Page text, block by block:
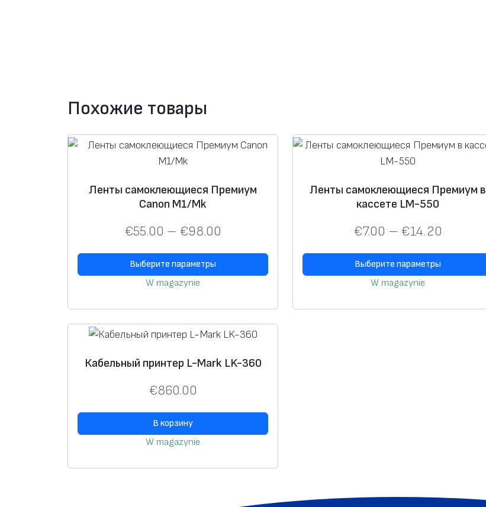
с
е
е
L
K
6
0
Похожие товары
Ленты самоклеющиеся Премиум
Canon M1/Mk
€55.00 – €98.00
Выберите параметры
W magazynie
Ленты самоклеющиеся Премиум в
кассете LM-550
€7.00 – €14.20
Выберите параметры
W magazynie
Кабельный принтер L-Mark LK-360
€860.00
В корзину
W magazynie